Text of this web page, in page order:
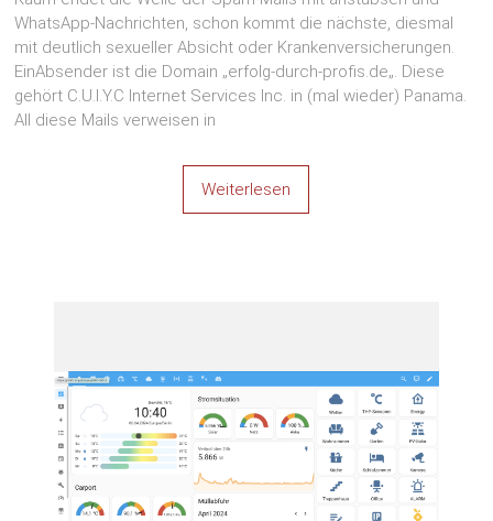
WhatsApp-Nachrichten, schon kommt die nächste, diesmal
mit deutlich sexueller Absicht oder Krankenversicherungen.
EinAbsender ist die Domain „erfolg-durch-profis.de„. Diese
gehört C.U.I.Y.C Internet Services Inc. in (mal wieder) Panama.
All diese Mails verweisen in
Weiterlesen